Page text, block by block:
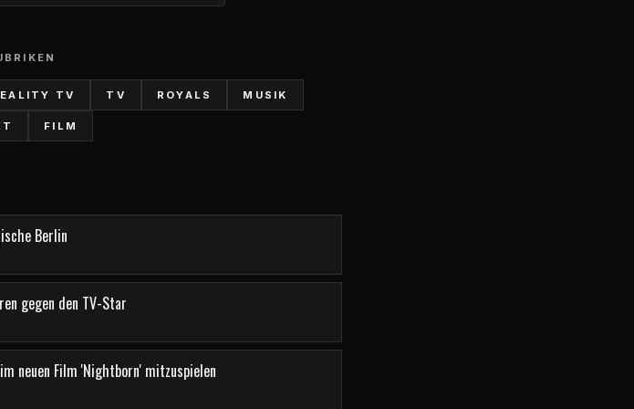
TV TV ROYALS MUSIK
FILM
Berlin
gegen den TV-Star
neuen Film 'Nightborn' mitzuspielen